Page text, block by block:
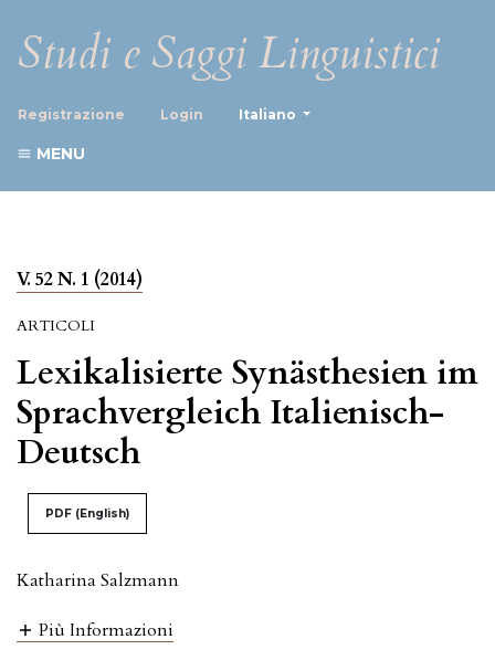
Studi e Saggi Linguistici
Registrazione Login Italiano
MENU
V. 52 N. 1 (2014)
ARTICOLI
Lexikalisierte Synästhesien im
Sprachvergleich Italienisch-
Deutsch
PDF (English)
Katharina Salzmann
Più Informazioni